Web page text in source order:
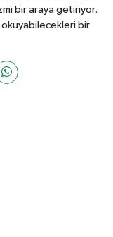
bir araya getiriyor.
okuyabilecekleri bir